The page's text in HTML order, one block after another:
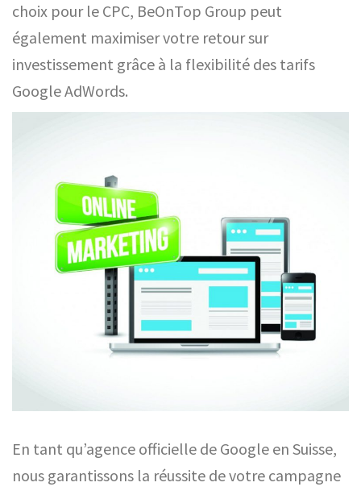
choix pour le CPC, BeOnTop Group peut
également maximiser votre retour sur
investissement grâce à la flexibilité des tarifs
Google AdWords.
En tant qu’agence officielle de Google en Suisse,
nous garantissons la réussite de votre campagne